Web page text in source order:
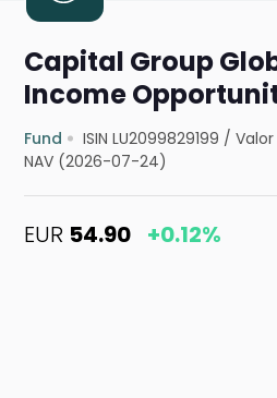
Capital Group
Income
Fund ISIN LU2099829199 /
NAV (2026-07-24)
EUR 54.90 +0.12%